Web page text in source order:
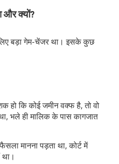
और क्यों?
बड़ा गेम-चेंजर था। इसके कुछ
हो कि कोई जमीन वक्फ है, तो वो
भले ही मालिक के पास कागजात
मानना पड़ता था, कोर्ट में